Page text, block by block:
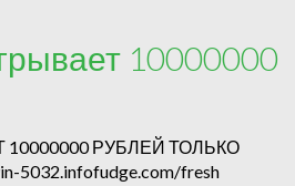
10000000
РУБЛЕЙ ТОЛЬКО
5032.infofudge.com/fresh